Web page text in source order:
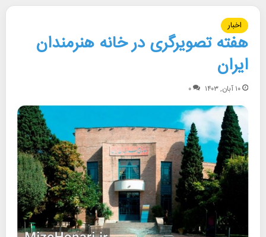
اخبار
هفته تصویرگری در خانه هنرمندان
ایران
۱۰ آبان, ۱۴۰۳ ۰